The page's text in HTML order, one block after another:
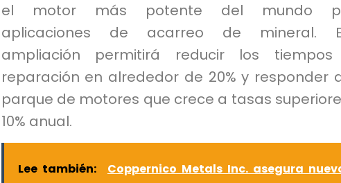
el motor más potente del mundo
aplicaciones de acarreo de mineral.
ampliación permitirá reducir los
reparación en alrededor de 20% y responder
parque de motores que crece a tasas
10% anual.
Lee también:
Coppernico Metals Inc. asegura